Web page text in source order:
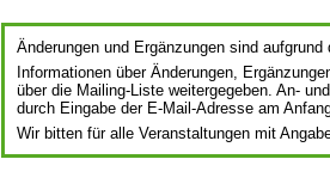
Änderungen und Ergänzungen sind
Informationen über Änderungen,
über die Mailing-Liste weitergegeben. An-
durch Eingabe der E-Mail-Adresse am
Wir bitten für alle Veranstaltungen mit